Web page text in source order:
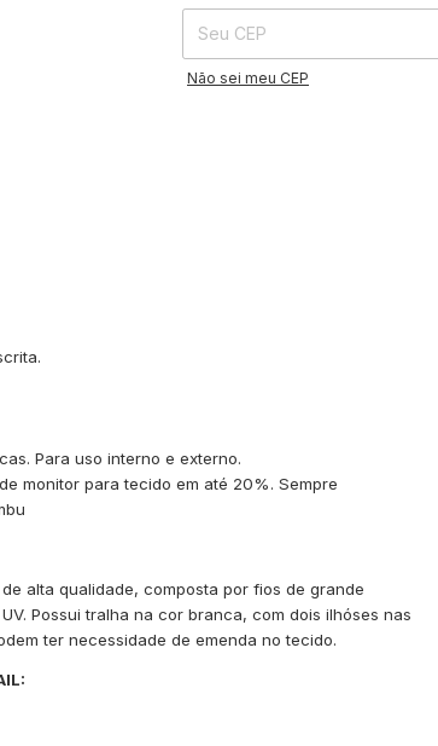
Não sei meu CEP
Para uso interno e externo.
monitor para tecido em até 20%. Sempre
alta qualidade, composta por fios de grande
Possui tralha na cor branca, com dois ilhóses nas
ter necessidade de emenda no tecido.